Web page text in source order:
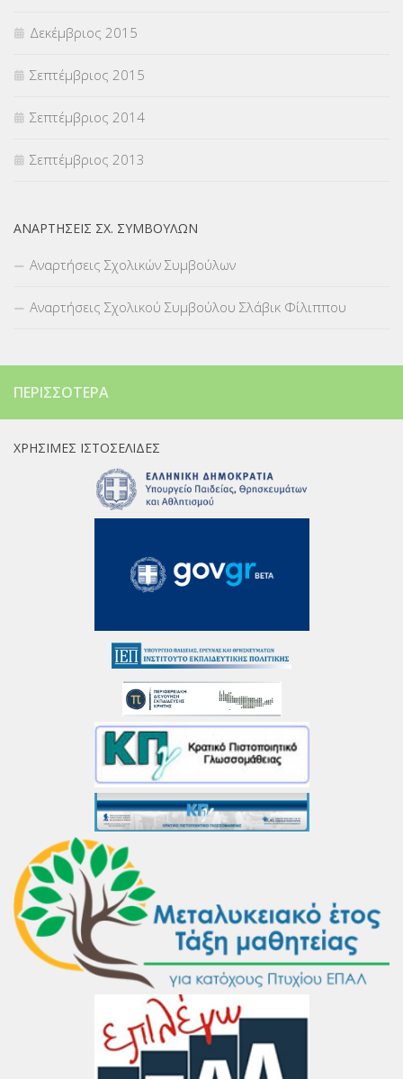
Δεκέμβριος 2015
Σεπτέμβριος 2015
Σεπτέμβριος 2014
Σεπτέμβριος 2013
ΑΝΑΡΤΉΣΕΙΣ ΣΧ. ΣΥΜΒΟΎΛΩΝ
Αναρτήσεις Σχολικών Συμβούλων
Αναρτήσεις Σχολικού Συμβούλου Σλάβικ Φίλιππου
ΠΕΡΙΣΣΌΤΕΡΑ
ΧΡΉΣΙΜΕΣ ΙΣΤΟΣΕΛΊΔΕΣ